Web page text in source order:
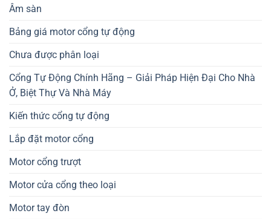
Âm sàn
Bảng giá motor cổng tự động
Chưa được phân loại
Cổng Tự Động Chính Hãng – Giải Pháp Hiện Đại Cho Nhà
Ở, Biệt Thự Và Nhà Máy
Kiến thức cổng tự động
Lắp đặt motor cổng
Motor cổng trượt
Motor cửa cổng theo loại
Motor tay đòn